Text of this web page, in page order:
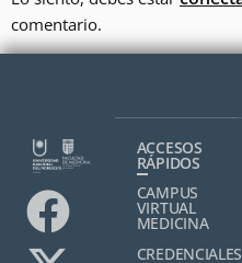
comentario.
ACCESOS
RÁPIDOS
CAMPUS
VIRTUAL
MEDICINA
CREDENCIALES